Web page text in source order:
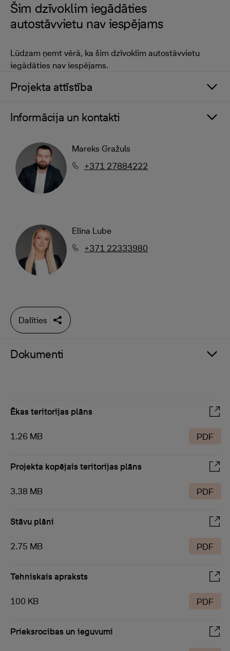
Šim dzīvoklim iegādāties
autostāvvietu nav iespējams
Lūdzam ņemt vērā, ka šim dzīvoklim autostāvvietu
iegādāties nav iespējams.
Projekta attīstība
Informācija un kontakti
Mareks Gražuls
+371 27884222
Elīna Lube
+371 22333980
Dalīties
Dokumenti
Ēkas teritorijas plāns
1.26 MB PDF
Projekta kopējais teritorijas plāns
3.38 MB PDF
Stāvu plāni
2.75 MB PDF
Tehniskais apraksts
100 KB PDF
Prieksrocibas un ieguvumi